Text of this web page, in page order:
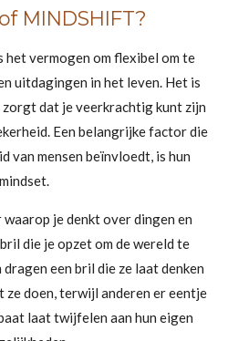
MINDSHIFT?
het vermogen om flexibel om te
uitdagingen in het leven. Het is
dat je veerkrachtig kunt zijn
Een belangrijke factor die
van mensen beïnvloedt, is hun
mindset.
waarop je denkt over dingen en
die je opzet om de wereld te
dragen een bril die ze laat denken
ze doen, terwijl anderen er eentje
laat twijfelen aan hun eigen